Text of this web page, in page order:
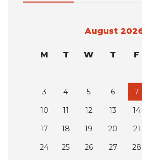
August
M T W T F
3
4 5 6 7
10
11 12 13 14
17
18 19 20 21
24
25 26 27 28